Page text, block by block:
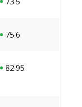
75.6
82.95